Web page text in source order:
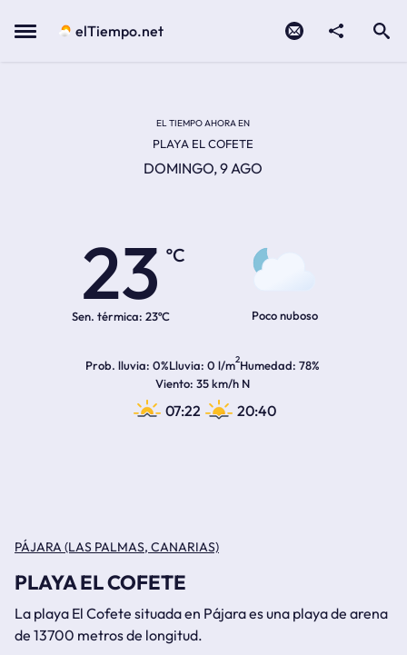
Menu elTiempo.net
EL TIEMPO AHORA EN
PLAYA EL COFETE
DOMINGO, 9 AGO
23
ºC
Sen. térmica: 23ºC Poco nuboso
Prob. lluvia 0%Lluvia 0 l/m2Humedad 78%
Viento 35 km/h N
07:22 20:40
PÁJARA (LAS PALMAS, CANARIAS)
PLAYA EL COFETE
La playa El Cofete situada en Pájara es una playa de arena
de 13700 metros de longitud.